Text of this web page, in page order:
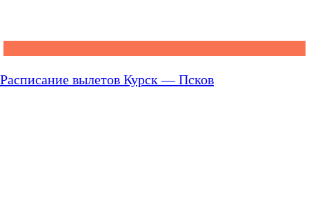
Расписание вылетов Курск — Псков